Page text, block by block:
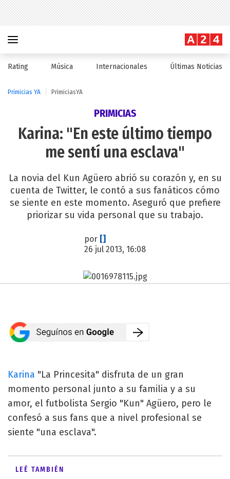
Rating Música Internacionales Últimas Noticias
Primicias YA PrimiciasYA
PRIMICIAS
Karina: "En este último tiempo
me sentí una esclava"
La novia del Kun Agüero abrió su corazón y, en su
cuenta de Twitter, le contó a sus fanáticos cómo
se siente en este momento. Aseguró que prefiere
priorizar su vida personal que su trabajo.
por []
26 jul 2013, 16:08
Karina "La Princesita" disfruta de un gran
momento personal junto a su familia y a su
amor, el futbolista Sergio "Kun" Agüero, pero le
confesó a sus fans que a nivel profesional se
siente "una esclava".
LEÉ TAMBIÉN